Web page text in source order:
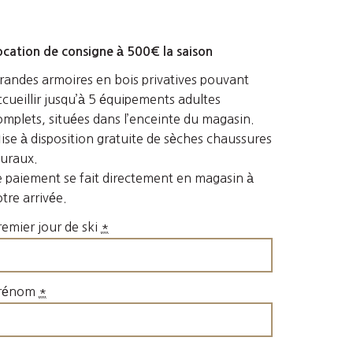
de consigne à 500€ la saison
armoires en bois privatives pouvant
jusqu’à 5 équipements adultes
situées dans l’enceinte du magasin.
à disposition gratuite de sèches chaussures
paiement se fait directement en magasin à
arrivée.
jour de ski *
*